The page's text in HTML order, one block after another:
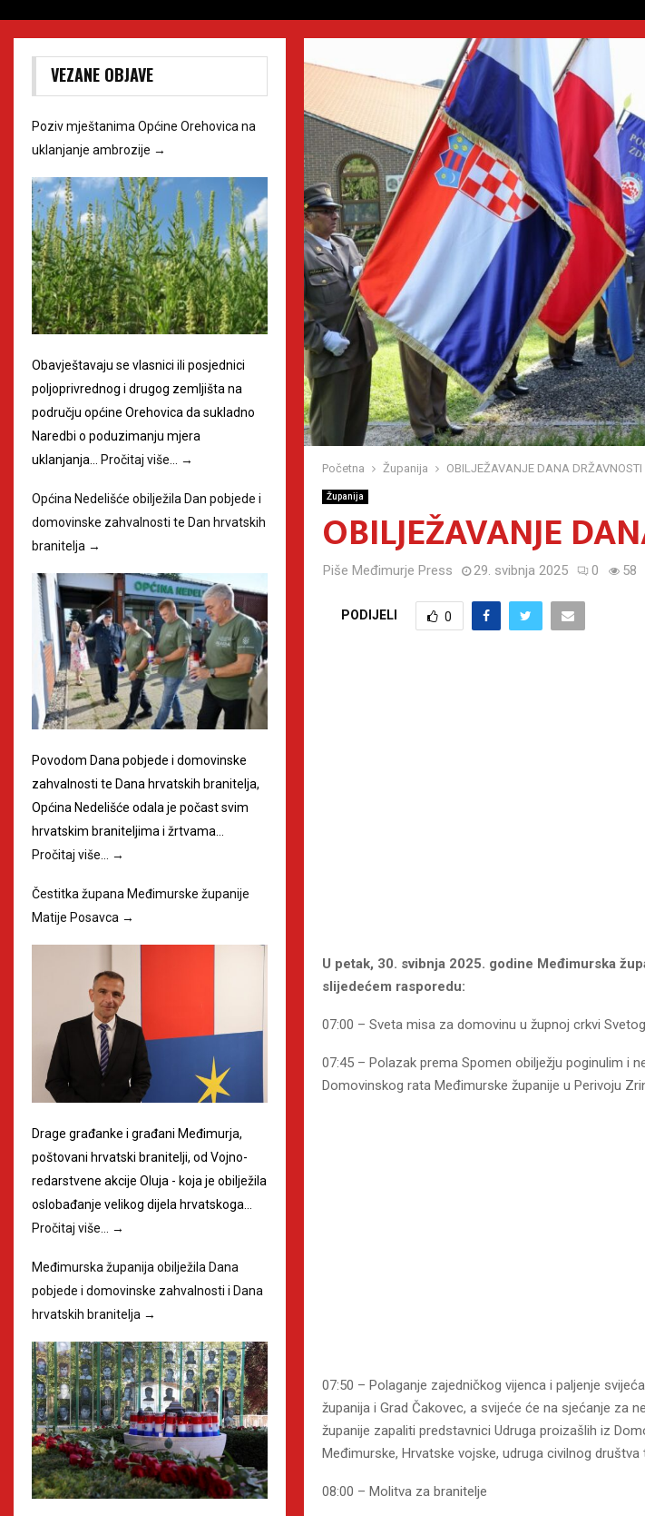
Početna Županija OBILJEŽAVANJE DANA DRŽAVNOSTI
Županija
OBILJEŽAVANJE
Piše Međimurje Press 29. svibnja 2025 0 58
PODIJELI 0
U petak, 30. svibnja 2025. godine Međimurska
slijedećem rasporedu:
07:00 – Sveta misa za domovinu u župnoj crkvi
07:45 – Polazak prema Spomen obilježju poginulim i
Domovinskog rata Međimurske županije u Perivoju
07:50 – Polaganje zajedničkog vijenca i paljenje
županija i Grad Čakovec, a svijeće će na sjećanje za
županije zapaliti predstavnici Udruga proizašlih iz
Međimurske, Hrvatske vojske, udruga civilnog
08:00 – Molitva za branitelje
VEZANE OBJAVE
Poziv mještanima Općine Orehovica na
uklanjanje ambrozije →
Obavještavaju se vlasnici ili posjednici
poljoprivrednog i drugog zemljišta na
području općine Orehovica da sukladno
Naredbi o poduzimanju mjera
uklanjanja…
Pročitaj više… →
Općina Nedelišće obilježila Dan pobjede i
domovinske zahvalnosti te Dan hrvatskih
branitelja →
Povodom Dana pobjede i domovinske
zahvalnosti te Dana hrvatskih branitelja,
Općina Nedelišće odala je počast svim
hrvatskim braniteljima i žrtvama…
Pročitaj više… →
Čestitka župana Međimurske županije
Matije Posavca →
Drage građanke i građani Međimurja,
poštovani hrvatski branitelji, od Vojno-
redarstvene akcije Oluja - koja je obilježila
oslobađanje velikog dijela hrvatskoga…
Pročitaj više…
→
Međimurska županija obilježila Dana
pobjede i domovinske zahvalnosti i Dana
hrvatskih branitelja →